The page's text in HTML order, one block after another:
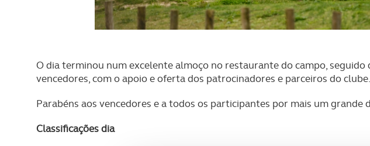
O dia terminou num excelente almoço no restaurante do campo, seguido
vencedores, com o apoio e oferta dos patrocinadores e parceiros do clube.
Parabéns aos vencedores e a todos os participantes por mais um grande
Classificações dia